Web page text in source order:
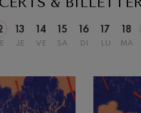
13
JE
14
VE
15
SA
16
DI
17
LU
18
MA
Concerto pour